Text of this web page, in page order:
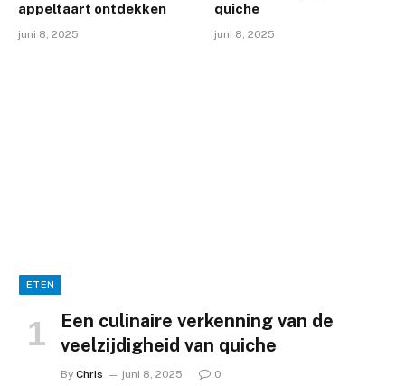
appeltaart ontdekken
juni 8, 2025
quiche
juni 8, 2025
ETEN
Een culinaire verkenning van de
veelzijdigheid van quiche
By Chris juni 8, 2025 0